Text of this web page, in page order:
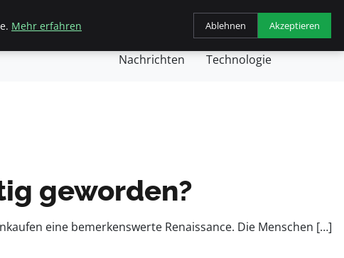
Geschäft Gesundheit Nachricht
Nachrichten Technologie
geworden?
eine bemerkenswerte Renaissance. Die Menschen […]
Mehr erfahren Ablehnen Akzeptieren